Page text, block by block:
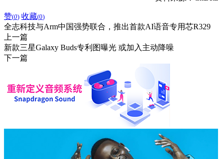
赞(0) 收藏(0)
全志科技与Arm中国强势联合，推出首款AI语音专用芯R329
上一篇
新款三星Galaxy Buds专利图曝光 或加入主动降噪
下一篇